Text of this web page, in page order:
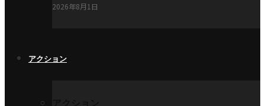
2026年8月1日
アクション